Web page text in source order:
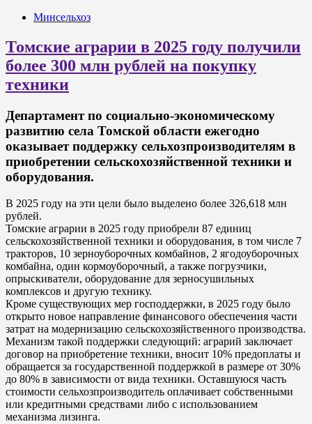
Минсельхоз
Томские аграрии в 2025 году получили
более 300 млн рублей на покупку
техники
Департамент по социально-экономическому
развитию села Томской области ежегодно
оказывает поддержку сельхозпроизводителям в
приобретении сельскохозяйственной техники и
оборудования.
В 2025 году на эти цели было выделено более 326,618 млн
рублей.
Томские аграрии в 2025 году приобрели 87 единиц
сельскохозяйственной техники и оборудования, в том числе 7
тракторов, 10 зерноуборочных комбайнов, 2 ягодоуборочных
комбайна, один кормоуборочный, а также погрузчики,
опрыскиватели, оборудование для зерносушильных
комплексов и другую технику.
Кроме существующих мер господдержки, в 2025 году было
открыто новое направление финансового обеспечения части
затрат на модернизацию сельскохозяйственного производства.
Механизм такой поддержки следующий: аграрий заключает
договор на приобретение техники, вносит 10% предоплаты и
обращается за государственной поддержкой в размере от 30%
до 80% в зависимости от вида техники. Оставшуюся часть
стоимости сельхозпроизводитель оплачивает собственными
или кредитными средствами либо с использованием
механизма лизинга.